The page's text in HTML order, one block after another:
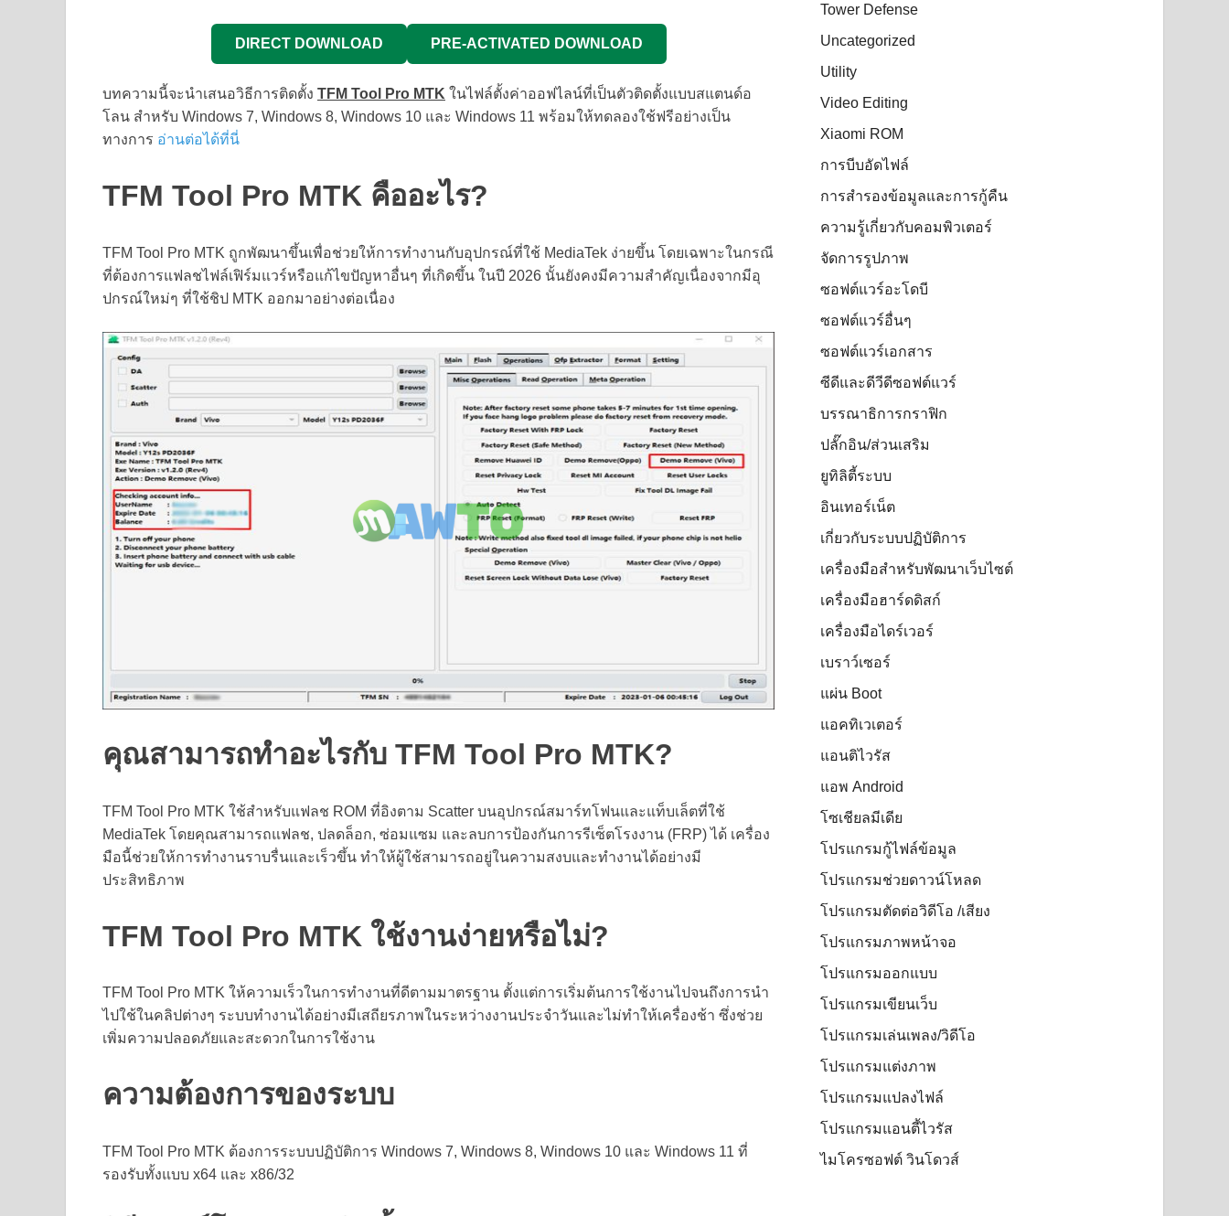
DIRECT DOWNLOAD PRE-ACTIVATED DOWNLOAD
บทความนี้จะนำเสนอวิธีการติดตั้ง TFM Tool Pro MTK ในไฟล์ตั้งค่าออฟไลน์ที่เป็นตัวติดตั้งแบบสแตนด์อ
โลน สำหรับ Windows 7, Windows 8, Windows 10 และ Windows 11 พร้อมให้ทดลองใช้ฟรีอย่างเป็น
ทางการ อ่านต่อได้ที่นี่
TFM Tool Pro MTK คืออะไร?
TFM Tool Pro MTK ถูกพัฒนาขึ้นเพื่อช่วยให้การทำงานกับอุปกรณ์ที่ใช้ MediaTek ง่ายขึ้น โดยเฉพาะในกรณี
ที่ต้องการแฟลชไฟล์เฟิร์มแวร์หรือแก้ไขปัญหาอื่นๆ ที่เกิดขึ้น ในปี 2026 นั้นยังคงมีความสำคัญเนื่องจากมีอุ
ปกรณ์ใหม่ๆ ที่ใช้ชิป MTK ออกมาอย่างต่อเนื่อง
คุณสามารถทำอะไรกับ TFM Tool Pro MTK?
TFM Tool Pro MTK ใช้สำหรับแฟลช ROM ที่อิงตาม Scatter บนอุปกรณ์สมาร์ทโฟนและแท็บเล็ตที่ใช้
MediaTek โดยคุณสามารถแฟลช, ปลดล็อก, ซ่อมแซม และลบการป้องกันการรีเซ็ตโรงงาน (FRP) ได้ เครื่อง
มือนี้ช่วยให้การทำงานราบรื่นและเร็วขึ้น ทำให้ผู้ใช้สามารถอยู่ในความสงบและทำงานได้อย่างมี
ประสิทธิภาพ
TFM Tool Pro MTK ใช้งานง่ายหรือไม่?
TFM Tool Pro MTK ให้ความเร็วในการทำงานที่ดีตามมาตรฐาน ตั้งแต่การเริ่มต้นการใช้งานไปจนถึงการนำ
ไปใช้ในคลิปต่างๆ ระบบทำงานได้อย่างมีเสถียรภาพในระหว่างงานประจำวันและไม่ทำให้เครื่องช้า ซึ่งช่วย
เพิ่มความปลอดภัยและสะดวกในการใช้งาน
ความต้องการของระบบ
TFM Tool Pro MTK ต้องการระบบปฏิบัติการ Windows 7, Windows 8, Windows 10 และ Windows 11 ที่
รองรับทั้งแบบ x64 และ x86/32
Tower Defense
Uncategorized
Utility
Video Editing
Xiaomi ROM
การบีบอัดไฟล์
การสำรองข้อมูลและการกู้คืน
ความรู้เกี่ยวกับคอมพิวเตอร์
จัดการรูปภาพ
ซอฟต์แวร์อะโดบี
ซอฟต์แวร์อื่นๆ
ซอฟต์แวร์เอกสาร
ซีดีและดีวีดีซอฟต์แวร์
บรรณาธิการกราฟิก
ปลั๊กอิน/ส่วนเสริม
ยูทิลิตี้ระบบ
อินเทอร์เน็ต
เกี่ยวกับระบบปฏิบัติการ
เครื่องมือสำหรับพัฒนาเว็บไซต์
เครื่องมือฮาร์ดดิสก์
เครื่องมือไดร์เวอร์
เบราว์เซอร์
แผ่น Boot
แอคทิเวเตอร์
แอนติไวรัส
แอพ Android
โซเชียลมีเดีย
โปรแกรมกู้ไฟล์ข้อมูล
โปรแกรมช่วยดาวน์โหลด
โปรแกรมตัดต่อวิดีโอ /เสียง
โปรแกรมภาพหน้าจอ
โปรแกรมออกแบบ
โปรแกรมเขียนเว็บ
โปรแกรมเล่นเพลง/วิดีโอ
โปรแกรมแต่งภาพ
โปรแกรมแปลงไฟล์
โปรแกรมแอนตี้ไวรัส
ไมโครซอฟต์ วินโดวส์